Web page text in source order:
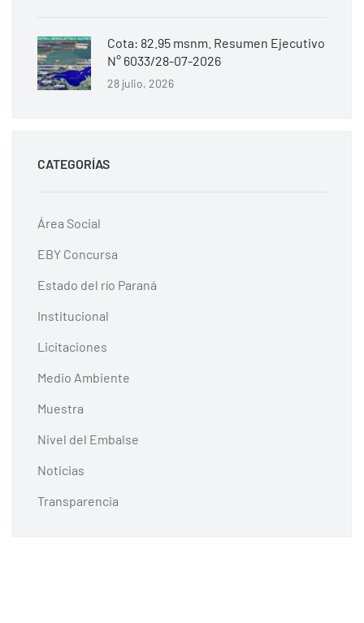
Cota: 82.95 msnm. Resumen Ejecutivo
N° 6033/28-07-2026
28 julio, 2026
CATEGORÍAS
Área Social
EBY Concursa
Estado del río Paraná
Institucional
Licitaciones
Medio Ambiente
Muestra
Nivel del Embalse
Noticias
Transparencia